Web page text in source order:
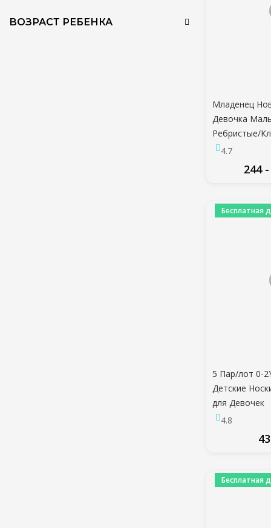
ВОЗРАСТ РЕБЕНКА
Младенец
Девочка
Ребристые/
Комплекты
Рукавом
Брюки 2шт
4.7
244
Бесплатная
5 Пар/лот 0-
Детские
для Девочек
Милый
Мальчик
4.8
Бесплатная